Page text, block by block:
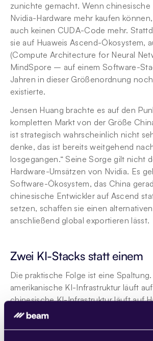
zunichte gemacht. Wenn chinesische
Nvidia-Hardware mehr kaufen
auch keinen CUDA-Code mehr.
sie auf Huaweis Ascend-Ökosystem,
(Compute Architecture for Neural
MindSpore – auf einem Software-
Jahren in dieser Größenordnung
existierte.
Jensen Huang brachte es auf den
kompletten Markt von der Größe
ist strategisch wahrscheinlich nicht
denke, das ist bereits weitgehend
losgegangen.“ Seine Sorge gilt nicht
Hardware-Umsätzen von Nvidia. Es
Software-Ökosystem, das China
chinesische Entwickler auf Ascend
setzen, schaffen sie einen
anschließend global exportieren lässt.
Zwei KI-Stacks statt einem
Die praktische Folge ist eine
amerikanische KI-Infrastruktur läuft
chinesische KI-Infrastruktur läuft auf
Ökosysteme entwickeln sich nun
voneinander weiter – mit eigener